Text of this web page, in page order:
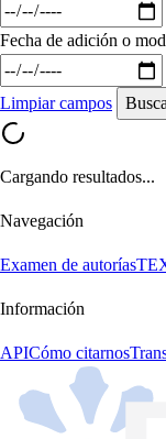
Fecha de adición o
Limpiar campos
Cargando resultados...
Navegación
Examen de autorías
Información
APICómo citarnos